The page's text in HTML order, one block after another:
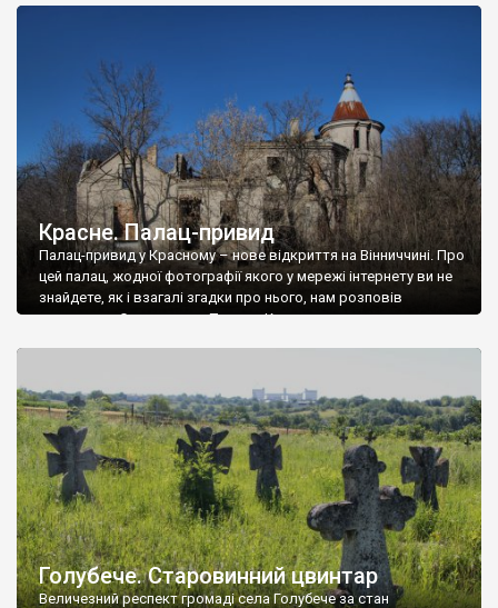
Красне. Палац-привид
Палац-привид у Красному – нове відкриття на Вінниччині. Про
цей палац, жодної фотографії якого у мережі інтернету ви не
знайдете, як і взагалі згадки про нього, нам розповів
мешканець Самгородка. Палац у Красному вразив не лише
Голубече. Старовинний цвинтар
Величезний респект громаді села Голубече за стан